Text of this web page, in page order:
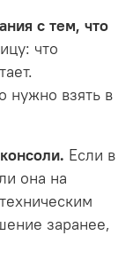
с тем, что
что
нужно взять в
Если в
она на
заранее,